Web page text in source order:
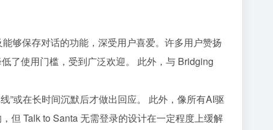
够保存对话的功能，深受用户喜爱。许多用户赞扬
了使用门槛，受到广泛欢迎。 此外，与 Bridging
”或在长时间沉默后才做出回应。 此外，像所有AI驱
但 Talk to Santa 无需登录的设计在一定程度上缓解